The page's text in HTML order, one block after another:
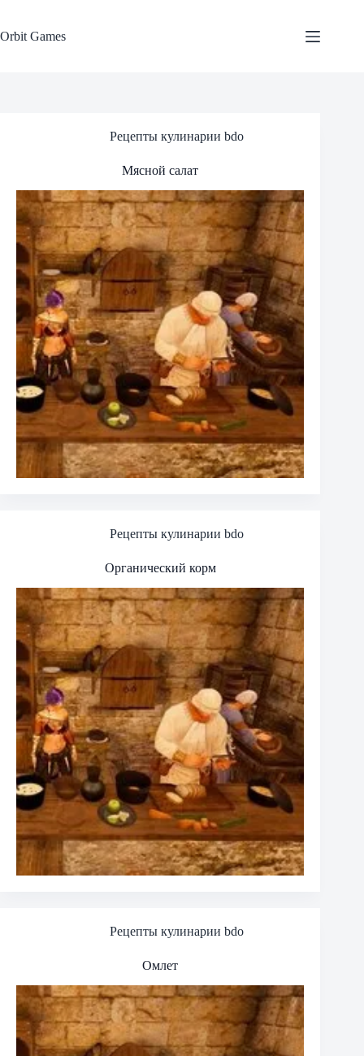
content
Orbit Games
Рецепты кулинарии bdo
Мясной салат
Рецепты кулинарии bdo
Органический корм
Рецепты кулинарии bdo
Омлет